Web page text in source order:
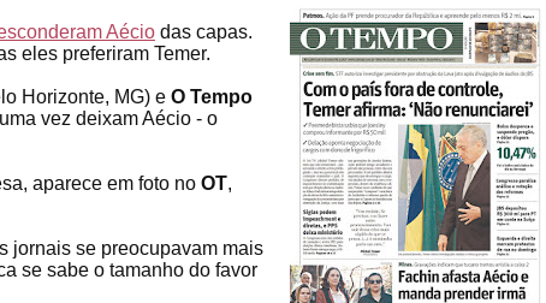
Aécio das capas.
eles preferiram Temer.
Horizonte, MG) e O Tempo
vez deixam Aécio - o
aparece em foto no OT,
jornais se preocupavam mais
se sabe o tamanho do favor